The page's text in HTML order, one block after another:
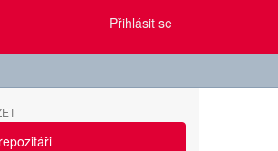
Přihlásit se